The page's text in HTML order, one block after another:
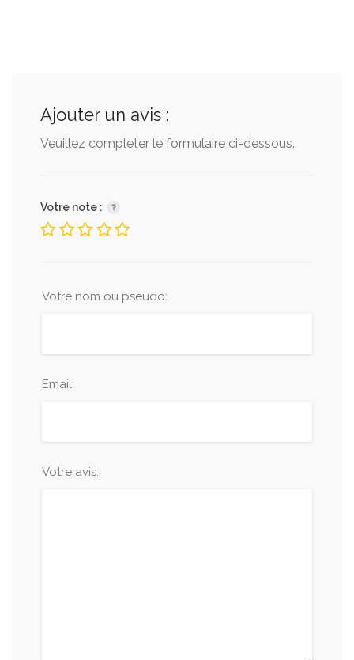
Ajouter un avis :
Veuillez completer le formulaire ci-dessous.
Votre note :
Votre nom ou pseudo:
Email:
Votre avis: